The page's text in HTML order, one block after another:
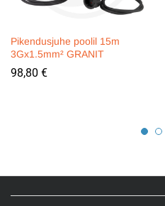
Pikendusjuhe poolil 15m
3Gx1.5mm² GRANIT
98,80 €